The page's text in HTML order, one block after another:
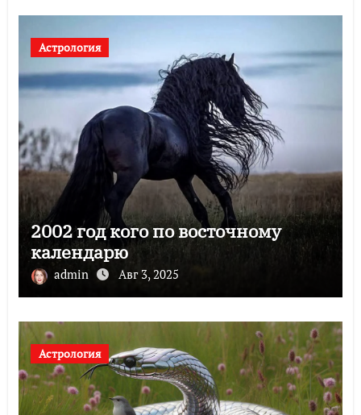
Астрология
2002 год кого по восточному
календарю
admin Авг 3, 2025
Астрология